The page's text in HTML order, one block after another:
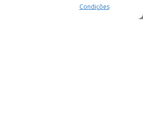
Condições